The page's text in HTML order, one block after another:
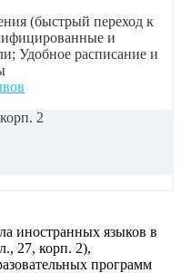
(быстрый переход к
и
Удобное расписание и
2
иностранных языков в
27, корп. 2),
программ